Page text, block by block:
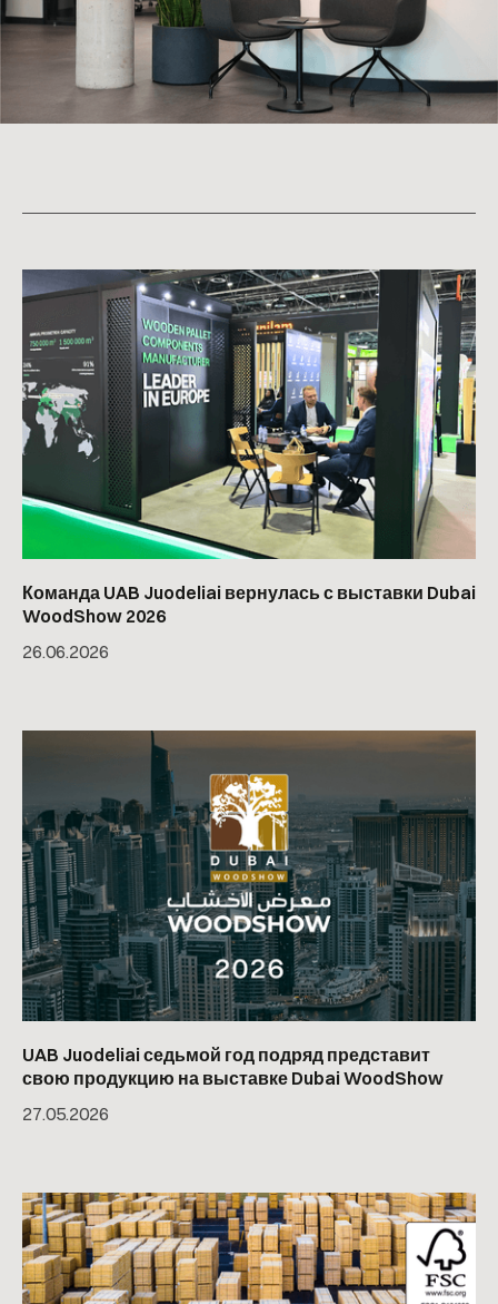
Команда UAB Juodeliai вернулась с выставки Dubai
WoodShow 2026
26.06.2026
UAB Juodeliai седьмой год подряд представит
свою продукцию на выставке Dubai WoodShow
27.05.2026